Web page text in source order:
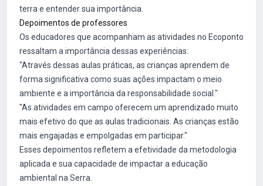
terra e entender sua importância.
Depoimentos de professores
Os educadores que acompanham as atividades no Ecoponto
ressaltam a importância dessas experiências:
"Através dessas aulas práticas, as crianças aprendem de
forma significativa como suas ações impactam o meio
ambiente e a importância da responsabilidade social."
"As atividades em campo oferecem um aprendizado muito
mais efetivo do que as aulas tradicionais. As crianças estão
mais engajadas e empolgadas em participar."
Esses depoimentos refletem a efetividade da metodologia
aplicada e sua capacidade de impactar a educação
ambiental na Serra.